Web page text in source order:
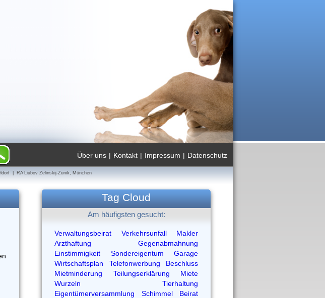
Datenschutz
|
Impressum
|
Kontakt
|
Über uns
| RA Liubov Zelinskij-Zunik, München
Tag Cloud
Am häufigsten gesucht:
Verwaltungsbeirat Verkehrsunfall
Makler
Arzthaftung
Gegenabmahnung
Einstimmigkeit
Sondereigentum
Garage
Wirtschaftsplan
Telefonwerbung
Beschluss
Mietminderung
Teilungserklärung
Miete
Wurzeln
Tierhaltung
Eigentümerversammlung
Schimmel
Beirat